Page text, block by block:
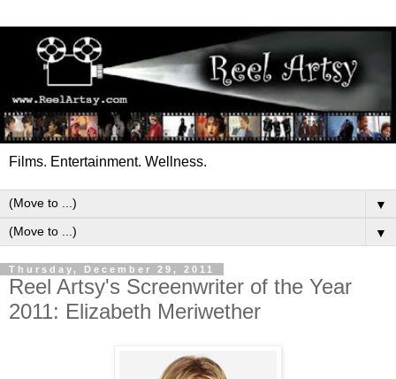
Films. Entertainment. Wellness.
▼
▼
Thursday, December 29, 2011
Reel Artsy's Screenwriter of the Year
2011: Elizabeth Meriwether